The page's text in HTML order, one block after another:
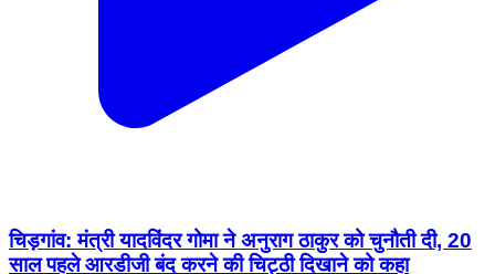
चिड़गांव: मंत्री यादविंदर गोमा ने अनुराग ठाकुर को चुनौती दी, 20
साल पहले आरडीजी बंद करने की चिट्ठी दिखाने को कहा